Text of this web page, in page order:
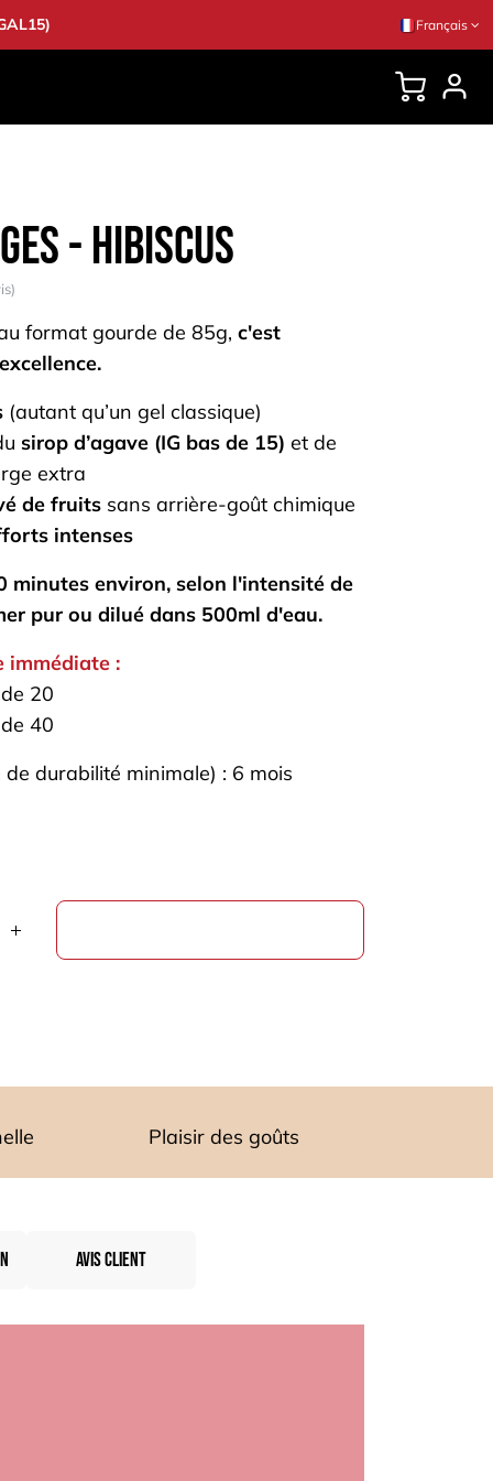
Français
- Hibiscus
format gourde de 85g, c'est
(autant qu’un gel classique)
sirop d’agave (IG bas de 15) et de
extra
de fruits sans arrière-goût chimique
intenses
minutes environ, selon l'intensité de
pur ou dilué dans 500ml d'eau.
immédiate :
20
40
durabilité minimale) : 6 mois
Plaisir des goûts
AVIS CLIENT